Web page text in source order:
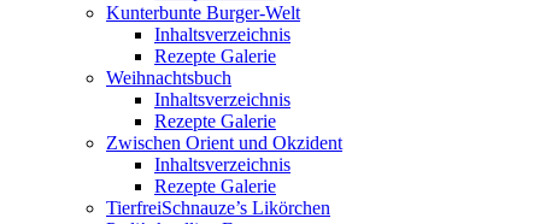
Kunterbunte Burger-Welt
Inhaltsverzeichnis
Rezepte Galerie
Weihnachtsbuch
Inhaltsverzeichnis
Rezepte Galerie
Zwischen Orient und Okzident
Inhaltsverzeichnis
Rezepte Galerie
TierfreiSchnauze’s Likörchen